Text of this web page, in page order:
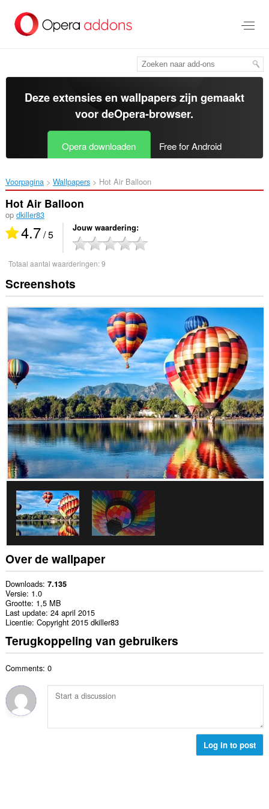
tekst
springen
Deze extensies en wallpapers zijn gemaakt
voor deOpera-browser.
Opera downloaden Free for Android
Voorpagina Wallpapers Hot Air Balloon‎
Hot Air Balloon
op dkiller83
4.7/ 5 Jouw waardering
Totaal aantal waarderingen:9
Screenshots
Over de wallpaper
Downloads 7.135
Versie 1.0
Grootte 1,5 MB
Last update 24 april 2015
Licentie Copyright 2015 dkiller83
Terugkoppeling van gebruikers
Comments: 0
Log in to post